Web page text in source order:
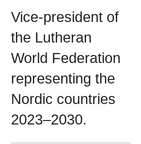
Vice-president of
the Lutheran
World Federation
representing the
Nordic countries
2023–2030.